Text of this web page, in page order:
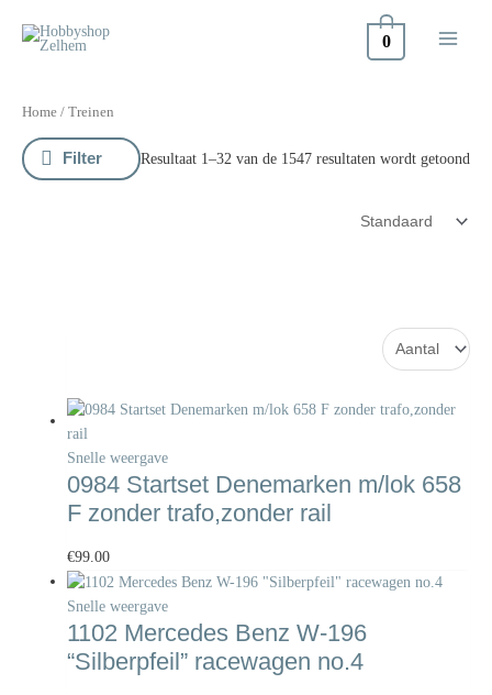
naar
0
Home / Treinen
Filter Resultaat 1–32 van de 1547 resultaten wordt getoond
Snelle weergave
0984 Startset Denemarken m/lok 658
F zonder trafo,zonder rail
€99.00
Snelle weergave
1102 Mercedes Benz W-196
“Silberpfeil” racewagen no.4